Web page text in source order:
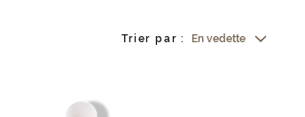
Trier par : En vedette